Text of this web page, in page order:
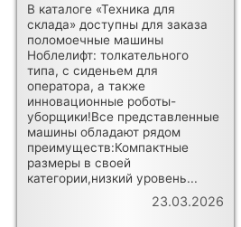
В каталоге «Техника для
склада» доступны для заказа
поломоечные машины
Ноблелифт: толкательного
типа, с сиденьем для
оператора, а также
инновационные роботы-
уборщики!Все представленные
машины обладают рядом
преимуществ:Компактные
размеры в своей
категории,низкий уровень...
23.03.2026